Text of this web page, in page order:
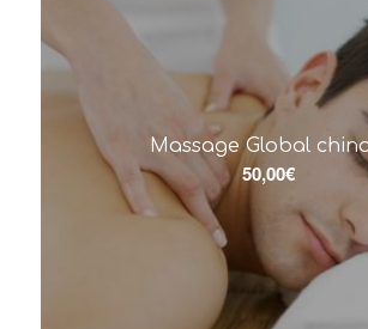
Massage Global
50,00€